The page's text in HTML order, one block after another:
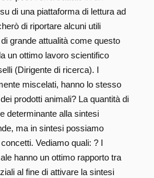
di una piattaforma di lettura ad
di riportare alcuni utili
grande attualità come questo
un ottimo lavoro scientifico
(Dirigente di ricerca). I
miscelati, hanno lo stesso
prodotti animali? La quantità di
determinante alla sintesi
ma in sintesi possiamo
Vediamo quali: ? I
hanno un ottimo rapporto tra
al fine di attivare la sintesi